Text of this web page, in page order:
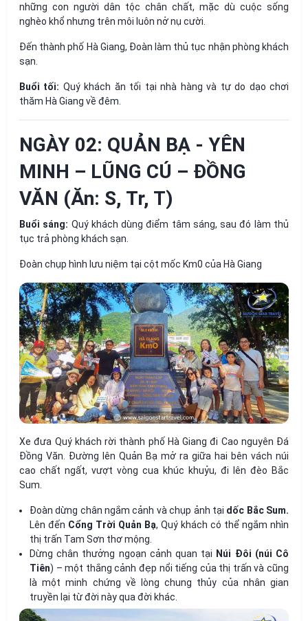
những con người dân tộc chân chất, mặc dù cuộc sống
nghèo khổ nhưng trên môi luôn nở nụ cười.
Đến thành phố Hà Giang, Đoàn làm thủ tục nhận phòng khách
sạn.
Buổi tối: Quý khách ăn tối tại nhà hàng và tự do dạo chơi
thăm Hà Giang về đêm.
NGÀY 02: QUẢN BẠ - YÊN
MINH – LŨNG CÚ – ĐỒNG
VĂN (Ăn: S, Tr, T)
Buổi sáng: Quý khách dùng điểm tâm sáng, sau đó làm thủ
tục trả phòng khách sạn.
Đoàn chụp hình lưu niệm tại cột mốc Km0 của Hà Giang
Xe đưa Quý khách rời thành phố Hà Giang đi Cao nguyên Đá
Đồng Văn. Đường lên Quản Bạ mở ra giữa hai bên vách núi
cao chất ngất, vượt vòng cua khúc khuỷu, đi lên đèo Bắc
Sum.
Đoàn dừng chân ngắm cảnh và chụp ảnh tại dốc Bắc Sum.
Lên đến Cổng Trời Quản Bạ, Quý khách có thể ngắm nhìn
thị trấn Tam Sơn thơ mộng.
Dừng chân thưởng ngoạn cảnh quan tại Núi Đôi (núi Cô
Tiên) – một thắng cảnh đẹp nổi tiếng của thị trấn và cũng
là một minh chứng về lòng chung thủy của nhân gian
truyền lại từ đời này qua đời khác.